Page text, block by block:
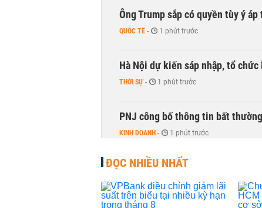
Ông Trump sắp có quyền tùy ý
QUỐC TẾ - 1 phút trước
Hà Nội dự kiến sáp nhập, tổ chức
THỜI SỰ - 1 phút trước
PNJ công bố thông tin bất
KINH DOANH - 1 phút trước
ĐỌC NHIỀU NHẤT